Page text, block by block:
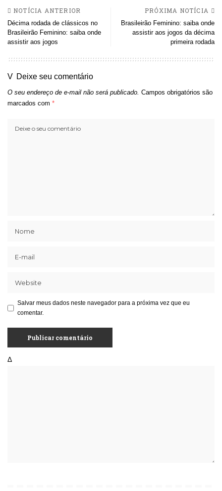
NOTÍCIA ANTERIOR
Décima rodada de clássicos no
Brasileirão Feminino: saiba onde
assistir aos jogos
PRÓXIMA NOTÍCIA
Brasileirão Feminino: saiba onde
assistir aos jogos da décima
primeira rodada
Deixe seu comentário
O seu endereço de e-mail não será publicado. Campos obrigatórios são
marcados com *
Salvar meus dados neste navegador para a próxima vez que eu
comentar.
Δ